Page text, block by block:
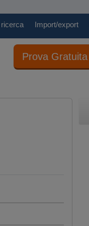
Import/export
Prova Gratuita